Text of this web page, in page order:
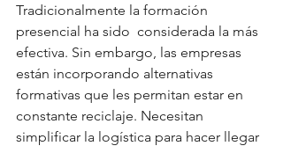
Tradicionalmente la formación
presencial ha sido  considerada la más
efectiva. Sin embargo, las empresas
están incorporando alternativas
formativas que les permitan estar en
constante reciclaje. Necesitan
simplificar la logística para hacer llegar